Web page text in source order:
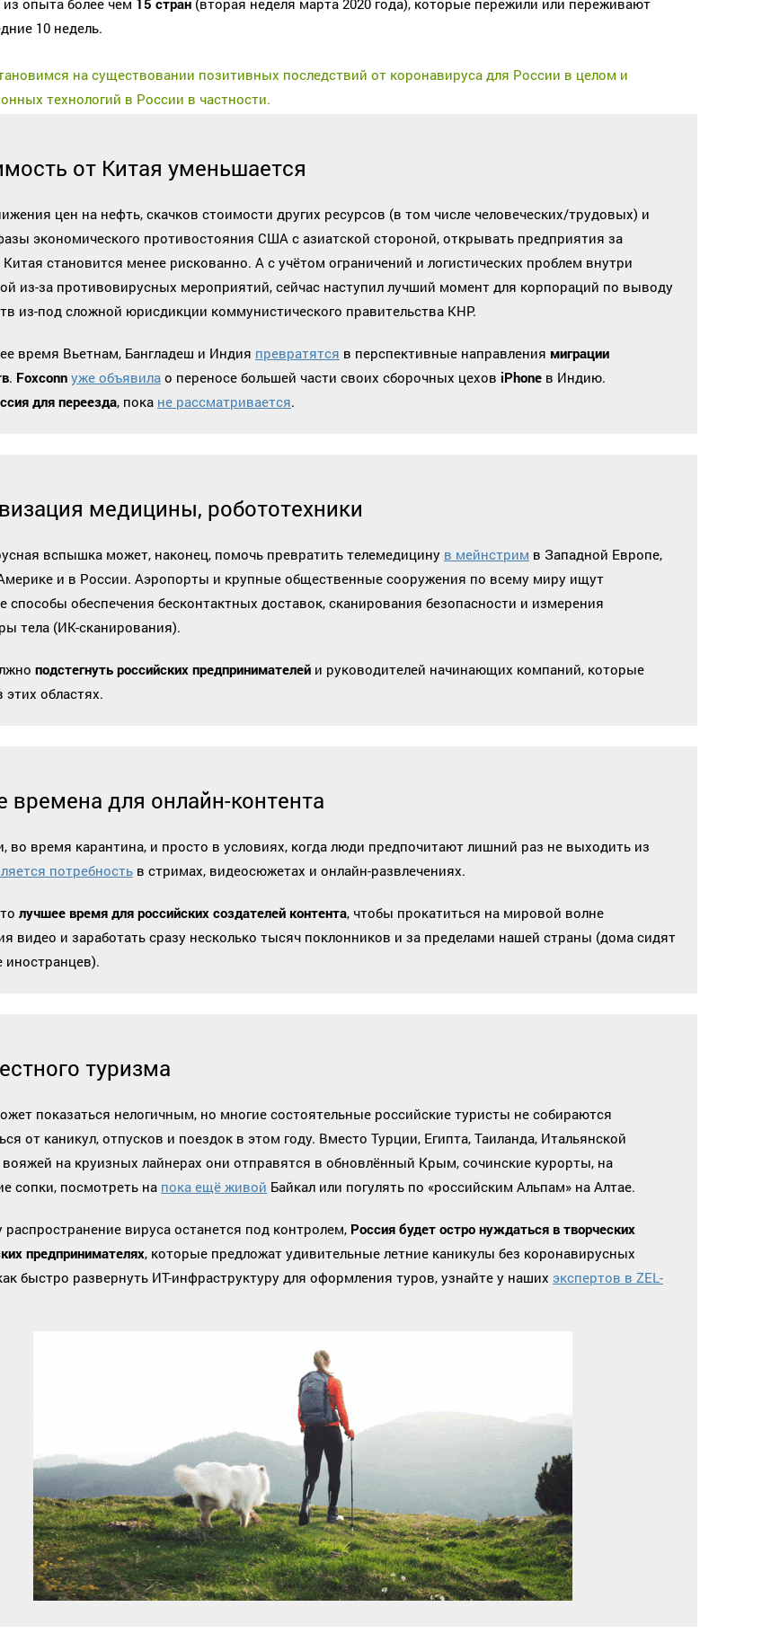
из опыта более чем 15 стран (вторая неделя марта 2020 года), которые пережили или переживают
10 недель.
на существовании позитивных последствий от коронавируса для России в целом и
технологий в России в частности.
от Китая уменьшается
цен на нефть, скачков стоимости других ресурсов (в том числе человеческих/трудовых) и
экономического противостояния США с азиатской стороной, открывать предприятия за
становится менее рискованно. А с учётом ограничений и логистических проблем внутри
из-за противовирусных мероприятий, сейчас наступил лучший момент для корпораций по выводу
из-под сложной юрисдикции коммунистического правительства КНР.
время Вьетнам, Бангладеш и Индия превратятся в перспективные направления миграции
. Foxconn уже объявила о переносе большей части своих сборочных цехов iPhone в Индию.
для переезда, пока не рассматривается.
медицины, робототехники
вспышка может, наконец, помочь превратить телемедицину в мейнстрим в Западной Европе,
и в России. Аэропорты и крупные общественные сооружения по всему миру ищут
способы обеспечения бесконтактных доставок, сканирования безопасности и измерения
тела (ИК-сканирования).
подстегнуть российских предпринимателей и руководителей начинающих компаний, которые
этих областях.
времена для онлайн-контента
во время карантина, и просто в условиях, когда люди предпочитают лишний раз не выходить из
потребность в стримах, видеосюжетах и онлайн-развлечениях.
лучшее время для российских создателей контента, чтобы прокатиться на мировой волне
видео и заработать сразу несколько тысяч поклонников и за пределами нашей страны (дома сидят
иностранцев).
туризма
показаться нелогичным, но многие состоятельные российские туристы не собираются
от каникул, отпусков и поездок в этом году. Вместо Турции, Египта, Таиланда, Итальянской
на круизных лайнерах они отправятся в обновлённый Крым, сочинские курорты, на
сопки, посмотреть на пока ещё живой Байкал или погулять по «российским Альпам» на Алтае.
распространение вируса останется под контролем, Россия будет остро нуждаться в творческих
предпринимателях, которые предложат удивительные летние каникулы без коронавирусных
быстро развернуть ИТ-инфраструктуру для оформления туров, узнайте у наших экспертов в ZEL-